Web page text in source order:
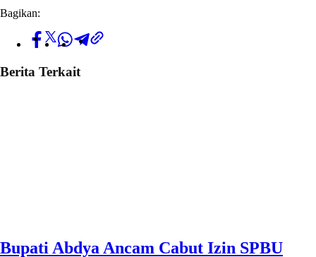
Bagikan:
Berita Terkait
Bupati Abdya Ancam Cabut Izin SPBU